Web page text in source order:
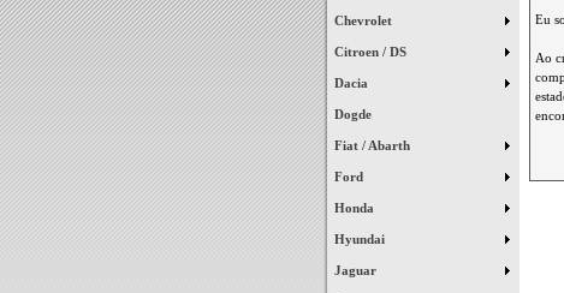
Chevrolet
Citroen / DS
Dacia
Dogde
Fiat / Abarth
Ford
Honda
Hyundai
Jaguar
Eu
Ao